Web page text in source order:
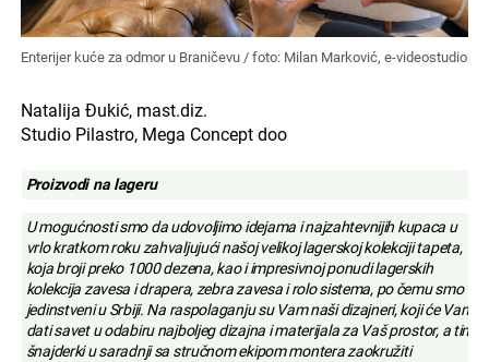
Enterijer kuće za odmor u Braničevu / foto: Milan Marković, e-videostudio
Natalija Đukić, mast.diz.
Studio Pilastro, Mega Concept doo
Proizvodi na lageru
U mogućnosti smo da udovoljimo idejama i najzahtevnijih kupaca u
vrlo kratkom roku zahvaljujući našoj velikoj lagerskoj kolekciji tapeta,
koja broji preko 1000 dezena, kao i impresivnoj ponudi lagerskih
kolekcija zavesa i drapera, zebra zavesa i rolo sistema, po čemu smo
jedinstveni u Srbiji. Na raspolaganju su Vam naši dizajneri, koji će Vam
dati savet u odabiru najboljeg dizajna i materijala za Vaš prostor, a tim
šnajderki u saradnji sa stručnom ekipom montera zaokružiti